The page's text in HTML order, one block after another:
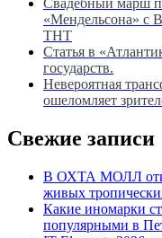
Свадебный марш
«Мендельсона» с
ТНТ
Статья в
государств.
Невероятная
ошеломляет
Свежие записи
В ОХТА МОЛЛ
живых
Какие иномарки
популярными в